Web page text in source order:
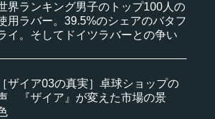
界ランキング男子のトップ100人の
用ラバー。39.5%のシェアのバタフ
イ。そしてドイツラバーとの争い
［ザイア03の真実］卓球ショップの
『ザイア』が変えた市場の景